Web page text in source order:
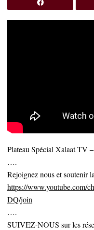
Plateau Spécial Xalaat TV
….
Rejoignez nous et soutenir
https://www.youtube.com/
DQ/join
….
SUIVEZ-NOUS sur les